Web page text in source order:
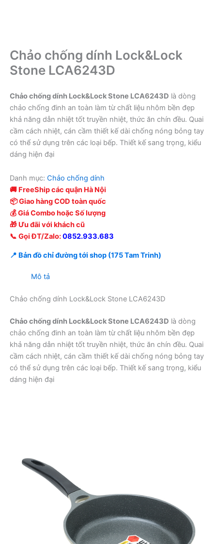
Chảo chống dính Lock&Lock
Stone LCA6243D
Chảo chống dính Lock&Lock Stone LCA6243D là dòng
chảo chống đinh an toàn làm từ chất liệu nhôm bền đẹp
khả năng dẫn nhiệt tốt truyền nhiệt, thức ăn chín đều. Quai
cầm cách nhiệt, cán cầm thiết kế dài chống nóng bỏng tay
có thể sử dụng trên các loại bếp. Thiết kế sang trọng, kiểu
dáng hiện đại
Danh mục: Chảo chống dính
🚚 FreeShip các quận Hà Nội
📦 Giao hàng COD toàn quốc
💰 Giá Combo hoặc Số lượng
🎁 Ưu đãi với khách cũ
📞 Gọi ĐT/Zalo:0852.933.683
📍 Bản đồ chỉ đường tới shop (175 Tam Trinh)
Mô tả
Chảo chống dính Lock&Lock Stone LCA6243D
Chảo chống dính Lock&Lock Stone LCA6243D là dòng
chảo chống đinh an toàn làm từ chất liệu nhôm bền đẹp
khả năng dẫn nhiệt tốt truyền nhiệt, thức ăn chín đều. Quai
cầm cách nhiệt, cán cầm thiết kế dài chống nóng bỏng tay
có thể sử dụng trên các loại bếp. Thiết kế sang trọng, kiểu
dáng hiện đại